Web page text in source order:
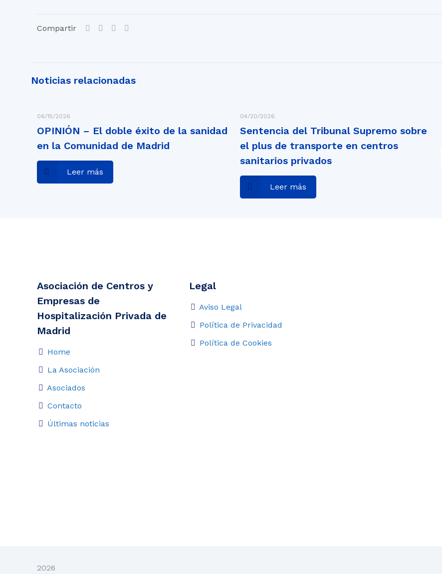
Compartir
Noticias relacionadas
06/15/2026
OPINIÓN – El doble éxito de la sanidad
en la Comunidad de Madrid
Leer más
04/20/2026
Sentencia del Tribunal Supremo sobre
el plus de transporte en centros
sanitarios privados
Leer más
Asociación de Centros y
Empresas de
Hospitalización Privada de
Madrid
Home
La Asociación
Asociados
Contacto
Últimas noticias
Legal
Aviso Legal
Política de Privacidad
Política de Cookies
2026